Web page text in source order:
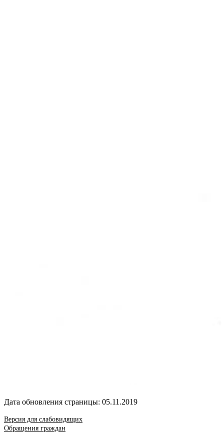
Дата обновления страницы: 05.11.2019
Версия для слабовидящих
Обращения граждан